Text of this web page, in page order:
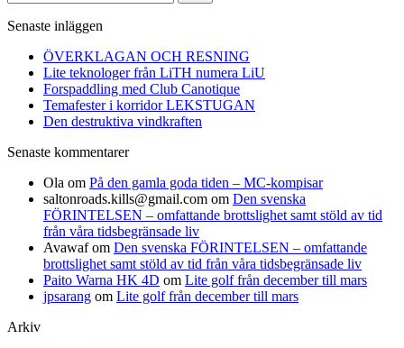
efter:
Senaste inläggen
ÖVERKLAGAN OCH RESNING
Lite teknologer från LiTH numera LiU
Forspaddling med Club Canotique
Temafester i korridor LEKSTUGAN
Den destruktiva vindkraften
Senaste kommentarer
Ola om På den gamla goda tiden – MC-kompisar
saltonroads.kills@gmail.com om Den svenska
FÖRINTELSEN – omfattande brottslighet samt stöld av tid
från våra tidsbegränsade liv
Avawafom Den svenska FÖRINTELSEN – omfattande
brottslighet samt stöld av tid från våra tidsbegränsade liv
Paito Warna HK 4D om Lite golf från december till mars
jpsarang om Lite golf från december till mars
Arkiv